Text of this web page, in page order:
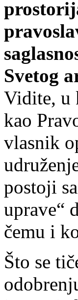
Svetog
Vidite, u
kao
vlasnik
postoji
uprave“
čemu i
Što se